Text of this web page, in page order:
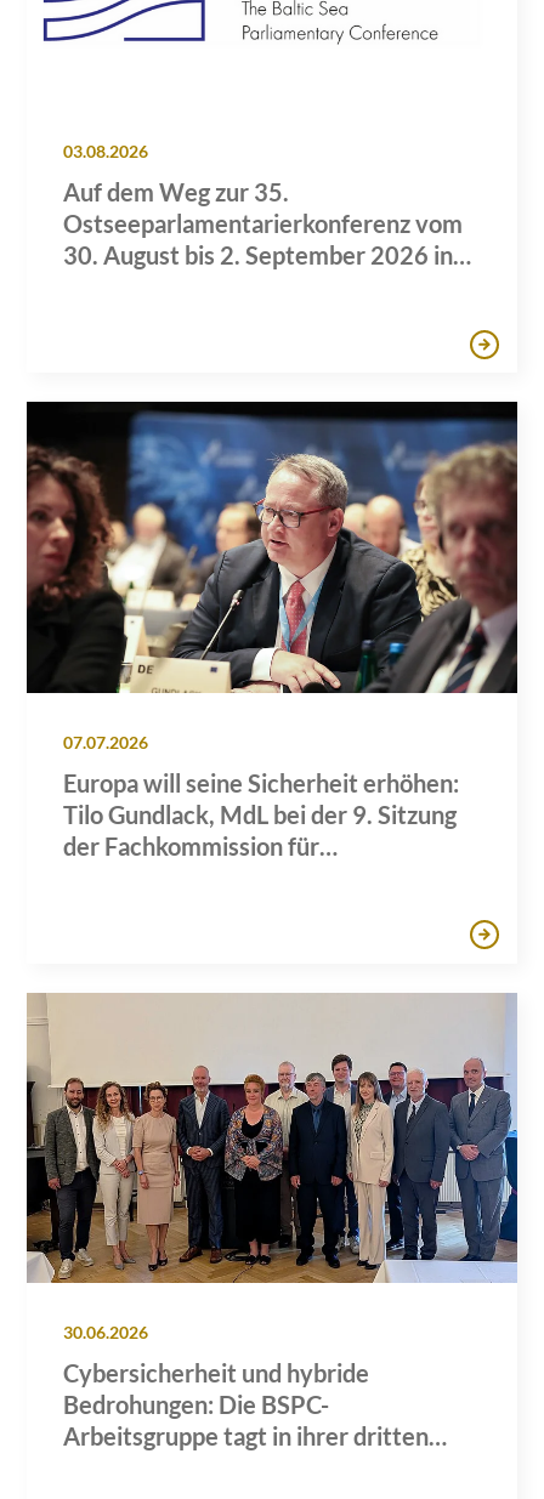
03.08.2026
Auf dem Weg zur 35.
Ostseeparlamentarierkonferenz vom
30. August bis 2. September 2026 in
07.07.2026
Europa will seine Sicherheit erhöhen:
Tilo Gundlack, MdL bei der 9. Sitzung
der Fachkommission für
30.06.2026
Cybersicherheit und hybride
Bedrohungen: Die BSPC-
Arbeitsgruppe tagt in ihrer dritten